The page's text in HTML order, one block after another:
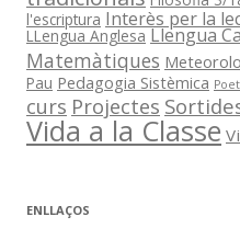
l'escriptura Interès per la
LLengua Anglesa Llengua
Matemàtiques
Pau Pedagogia Sistèmica
curs Projectes
Vida a la Classe
ENLLAÇOS